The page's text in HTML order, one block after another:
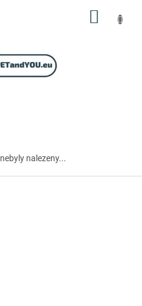
nebyly nalezeny...